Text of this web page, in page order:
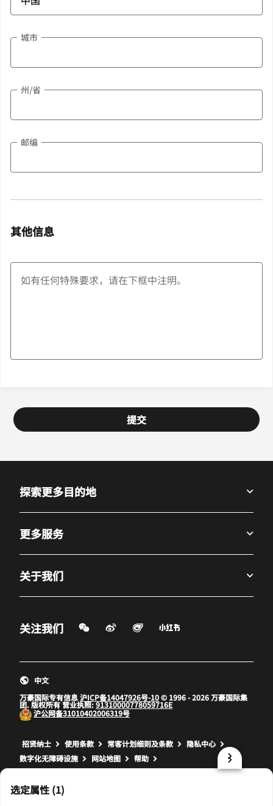
城市
州/省
邮编
其他信息
提交
选定属性 (1)
探索更多目的地
更多服务
关于我们
关注我们 微信扫一扫
微博
打开新窗口
飞猪
打开新窗口打开新窗口
万豪国际专有信息沪ICP备14047926号-10© 1996 - 2026 万豪国际集
团. 版权所有 营业执照:91310000778059716E
沪公网备31010402006319号
中文
招贤纳士 打开新窗口
使用条款 打开新窗口
常客计划细则及条款 打开新窗口
隐私中心
数字化无障碍设施
网站地图 帮助
prod32,AAB0A2C6-B31E-59B0-959A-944D1AE53179,NA